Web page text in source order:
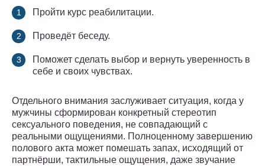
Пройти курс реабилитации.
Проведёт беседу.
Поможет сделать выбор и вернуть уверенность в
себе и своих чувствах.
Отдельного внимания заслуживает ситуация, когда у
мужчины сформирован конкретный стереотип
сексуального поведения, не совпадающий с
реальными ощущениями. Полноценному завершению
полового акта может помешать запах, исходящий от
партнёрши, тактильные ощущения, даже звучание